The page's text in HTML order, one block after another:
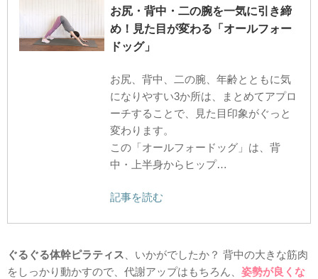
お尻・背中・二の腕を一気に引き締
め！見た目が変わる「オールフォー
ドッグ」
お尻、背中、二の腕、年齢とともに気
になりやすい3か所は、まとめてアプロ
ーチすることで、見た目印象がぐっと
変わります。
この「オールフォードッグ」は、背
中・上半身からヒップ…
記事を読む
ぐるぐる体幹ピラティス 、いかがでしたか？ 背中の大きな筋肉
をしっかり動かすので、代謝アップはもちろん、 姿勢が良くな